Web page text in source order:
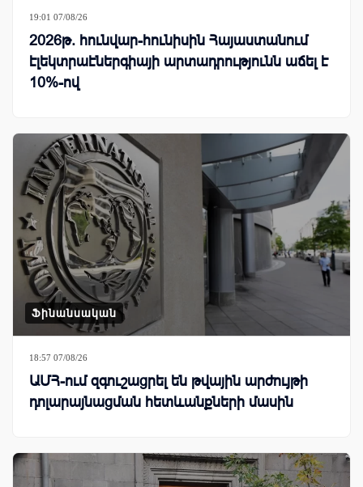
19:01 07/08/26
2026թ. հունվար-հունիսին Հայաստանում
էլեկտրաէներգիայի արտադրությունն աճել է
10%-ով
Ֆինանսական
18:57 07/08/26
ԱՄՀ-ում զգուշացրել են թվային արժույթի
դոլարայնացման հետևանքների մասին